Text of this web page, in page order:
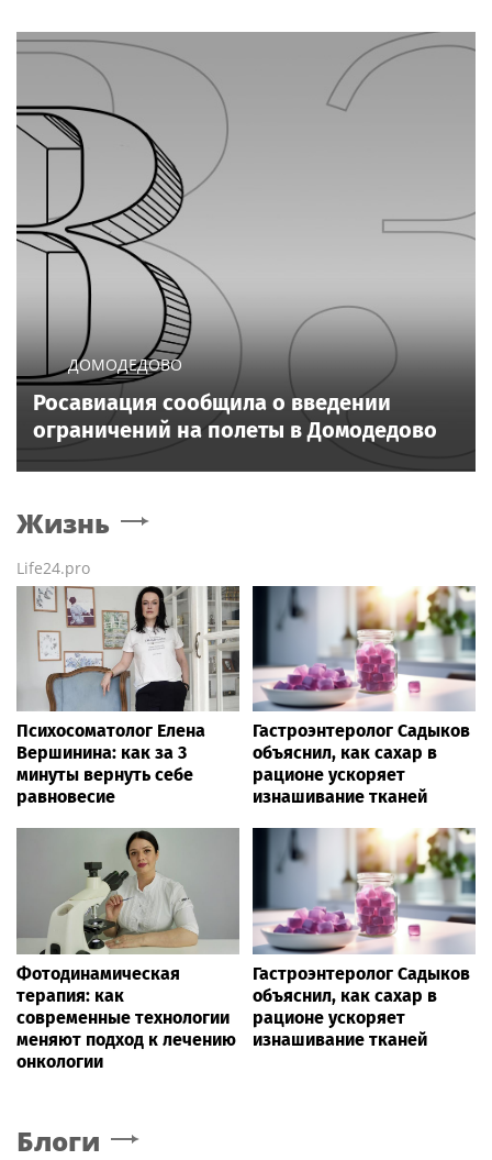
ДОМОДЕДОВО
Росавиация сообщила о введении
ограничений на полеты в Домодедово
Жизнь
Life24.pro
Психосоматолог Елена
Вершинина: как за 3
минуты вернуть себе
равновесие
Гастроэнтеролог Садыков
объяснил, как сахар в
рационе ускоряет
изнашивание тканей
Фотодинамическая
терапия: как
современные технологии
меняют подход к лечению
онкологии
Гастроэнтеролог Садыков
объяснил, как сахар в
рационе ускоряет
изнашивание тканей
Блоги